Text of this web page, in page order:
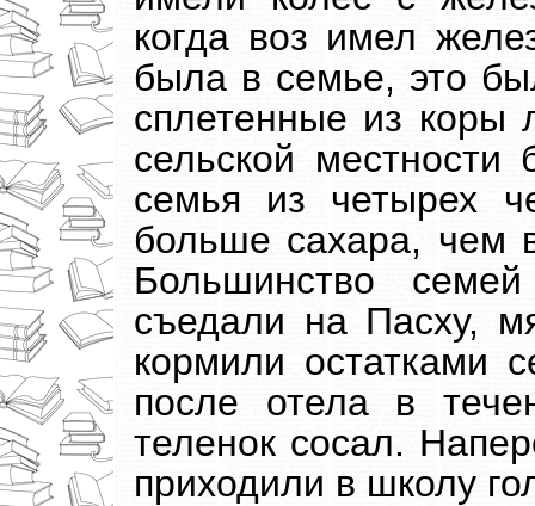
когда воз имел
была в семье, это
сплетенные из
сельской
семья из четырех
больше сахара, чем
Большинство
съедали на Пасху,
кормили остатками
после отела в
теленок сосал.
приходили в школу